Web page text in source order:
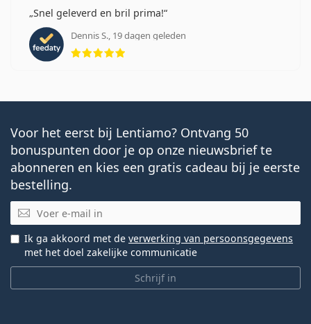
Snel geleverd en bril prima!
Dennis S., 19 dagen geleden
Beoordeling 5 van 5
Voor het eerst bij Lentiamo? Ontvang 50
bonuspunten door je op onze nieuwsbrief te
abonneren en kies een gratis cadeau bij je eerste
bestelling.
E-mail
Schrijf in
Ik ga akkoord met de verwerking van persoonsgegevens
met het doel zakelijke communicatie